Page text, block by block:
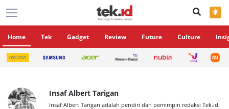
×
Home Tek Gadget Review Future Culture
Insaf Albert Tarigan
Insaf Albert Tarigan adalah pendiri dan pemimpin redaksi Tek.id.